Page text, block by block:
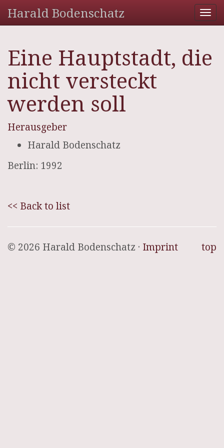
Harald Bodenschatz
Eine Hauptstadt, die
nicht versteckt
werden soll
Herausgeber
Harald Bodenschatz
Berlin: 1992
<< Back to list
top
© 2026 Harald Bodenschatz · Imprint